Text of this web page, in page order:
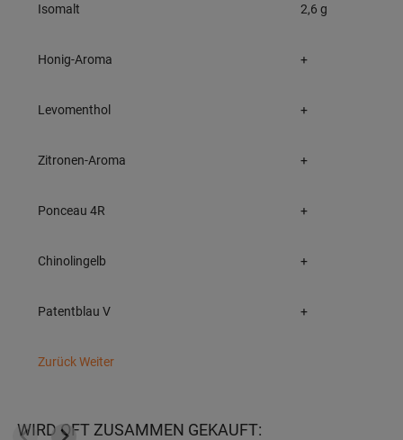
Isomalt 2,6 g
Honig-Aroma +
Levomenthol +
Zitronen-Aroma +
Ponceau 4R +
Chinolingelb +
Patentblau V +
ZurückWeiter
WIRD OFT ZUSAMMEN GEKAUFT: